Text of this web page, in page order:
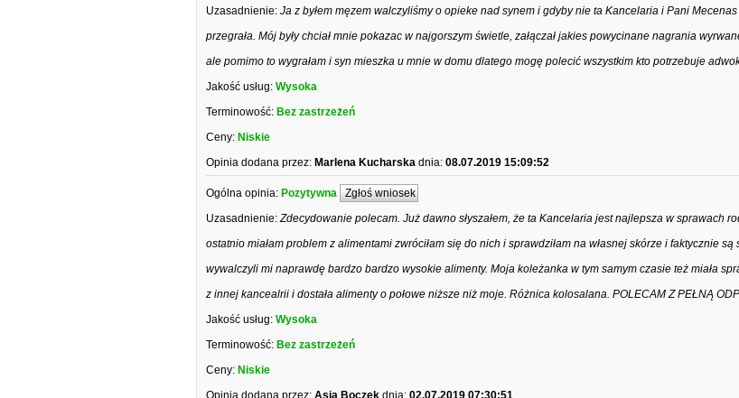
Uzasadnienie: Ja z byłem męzem walczyliśmy o opieke nad synem i gdyby nie ta Kancelaria i Pani
przegrała. Mój były chciał mnie pokazac w najgorszym świetle, załączał jakies powycinane nagrania
ale pomimo to wygrałam i syn mieszka u mnie w domu dlatego mogę polecić wszystkim kto potrzebuje
Jakość usług: Wysoka
Terminowość: Bez zastrzeżeń
Ceny: Niskie
Opinia dodana przez: Marlena Kucharska dnia: 08.07.2019 15:09:52
Ogólna opinia: Pozytywna Zgłoś wniosek
Uzasadnienie: Zdecydowanie polecam. Już dawno słyszałem, że ta Kancelaria jest najlepsza w sprawach
ostatnio miałam problem z alimentami zwróciłam się do nich i sprawdziłam na własnej skórze i faktycznie
wywalczyli mi naprawdę bardzo bardzo wysokie alimenty. Moja koleżanka w tym samym czasie też miała
z innej kancealrii i dostała alimenty o połowe niższe niż moje. Różnica kolosalana. POLECAM Z PEŁNĄ
Jakość usług: Wysoka
Terminowość: Bez zastrzeżeń
Ceny: Niskie
Opinia dodana przez: Asia Boczek dnia: 02.07.2019 07:30:51